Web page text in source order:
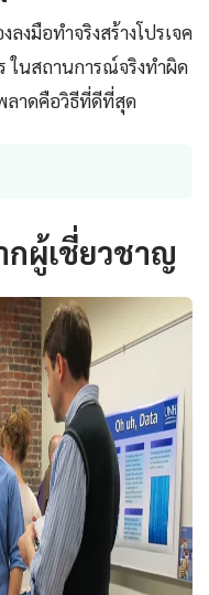
งมือทำจริงสร้างโปรเจค
ในสถานการณ์จริงทำผิด
ลาดคือวิธีที่ดีที่สุด
กผู้เชี่ยวชาญ